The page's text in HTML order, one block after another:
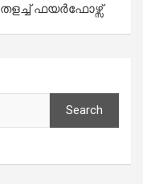
തളച്ച് ഫയർഫോഴ്സ്
Search